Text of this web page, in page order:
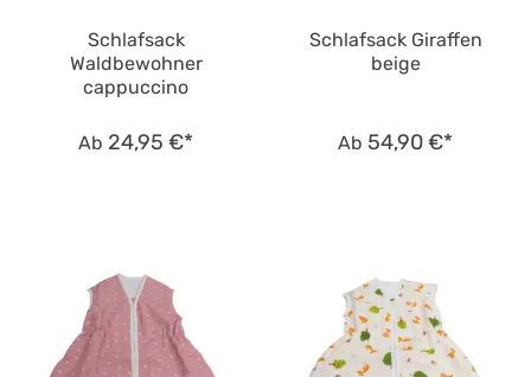
Schlafsack
Waldbewohner
cappuccino
Ab 24,95 €*
Schlafsack Giraffen
beige
Ab 54,90 €*